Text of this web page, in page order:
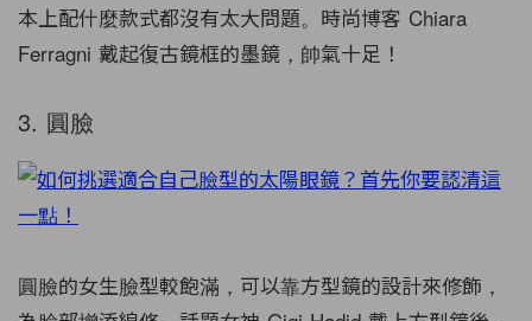
本上配什麼款式都沒有太大問題。時尚博客 Chiara
Ferragni 戴起復古鏡框的墨鏡，帥氣十足！
3. 圓臉
圓臉的女生臉型較飽滿，可以靠方型鏡的設計來修飾，